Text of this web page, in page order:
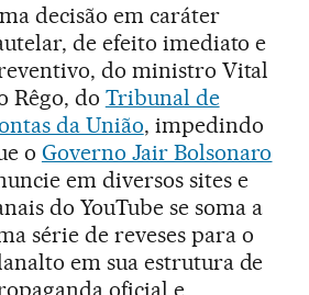
decisão em caráter
de efeito imediato e
do ministro Vital
Rêgo, do Tribunal de
da União, impedindo
o Governo Jair Bolsonaro
em diversos sites e
do YouTube se soma a
série de reveses para o
em sua estrutura de
oficial e